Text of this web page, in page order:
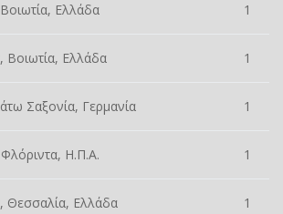
Ελλάδα 1
Βοιωτία, Ελλάδα 1
Σαξονία, Γερμανία 1
Η.Π.Α. 1
Ελλάδα 1